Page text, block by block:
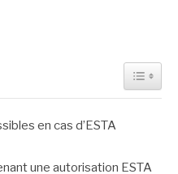
en cas d’ESTA
une autorisation ESTA